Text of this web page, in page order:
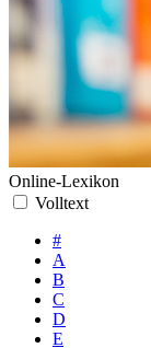
Online-Lexikon
Volltext
#
A
B
C
D
E